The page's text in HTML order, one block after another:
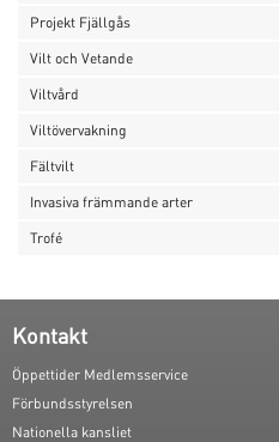
Projekt Fjällgås
Vilt och Vetande
Viltvård
Viltövervakning
Fältvilt
Invasiva främmande arter
Trofé
Kontakt
Öppettider Medlemsservice
Förbundsstyrelsen
Nationella kansliet